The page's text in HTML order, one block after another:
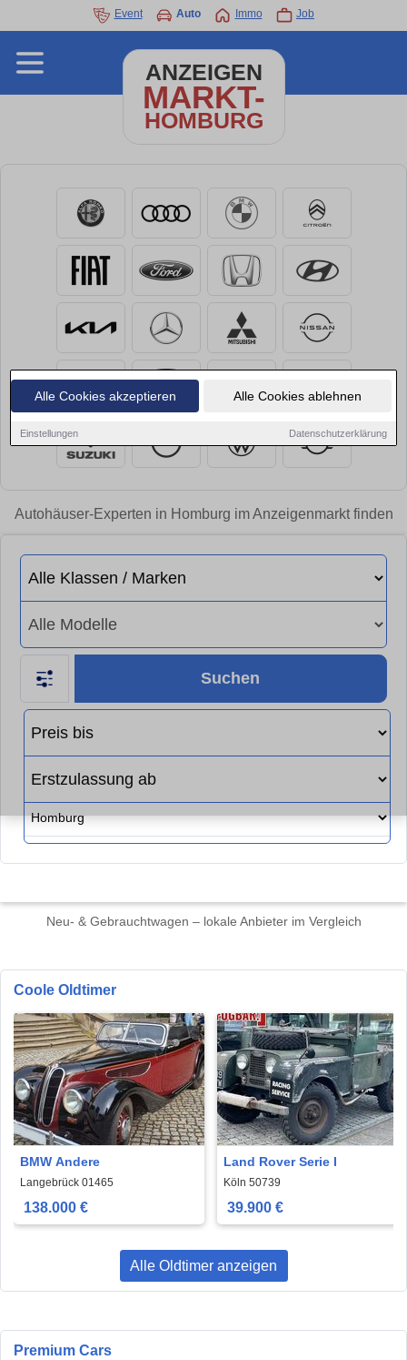
Alle Cookies akzeptieren Alle Cookies ablehnen
Einstellungen Datenschutzerklärung
Event Auto Immo Job
ANZEIGEN
MARKT-
HOMBURG
Autohäuser-Experten in Homburg im Anzeigenmarkt finden
Suchen
Neu- & Gebrauchtwagen – lokale Anbieter im Vergleich
Coole Oldtimer
BMW Andere
Langebrück 01465
138.000 €
Land Rover Serie I
Köln 50739
39.900 €
Alle Oldtimer anzeigen
Premium Cars